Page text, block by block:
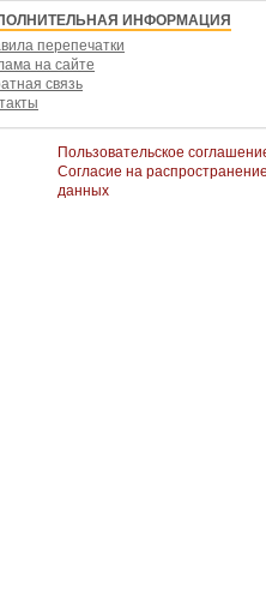
ИНФОРМАЦИЯ
перепечатки
на сайте
связь
Пользовательское
Согласие на
данных